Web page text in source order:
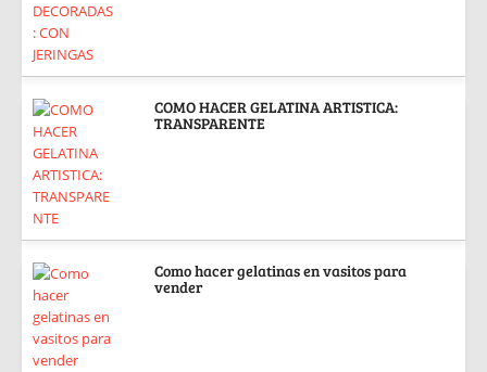
COMO HACER GELATINA ARTISTICA:
TRANSPARENTE
Como hacer gelatinas en vasitos para
vender